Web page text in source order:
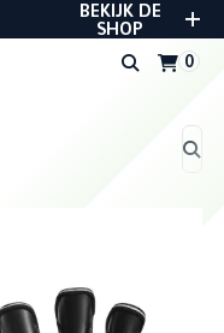
BEKIJK DE
SHOP